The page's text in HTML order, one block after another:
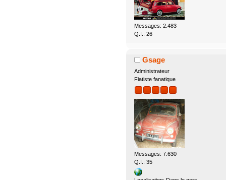
Messages: 2.483
Q.I.: 26
Gsage
Administrateur
Fiatiste fanatique
Messages: 7.630
Q.I.: 35